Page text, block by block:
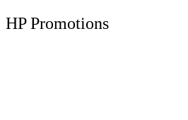
HP Promotions